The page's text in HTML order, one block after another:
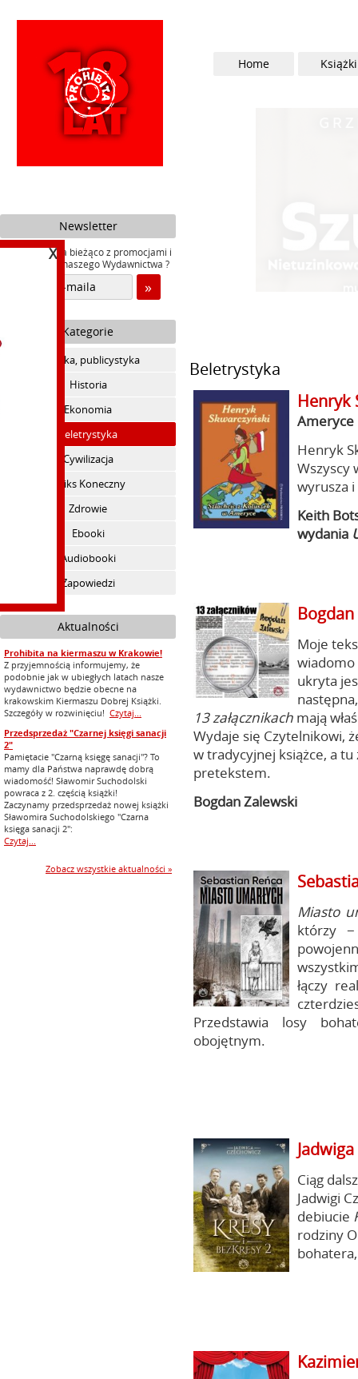
Newsletter
Chcesz być na bieżąco z promocjami i
nowościami naszego Wydawnictwa ?
Kategorie
Polityka, publicystyka
Historia
Ekonomia
Beletrystyka
Cywilizacja
Feliks Koneczny
Zdrowie
Ebooki
Audiobooki
Zapowiedzi
Aktualności
Prohibita na kiermaszu w Krakowie!
Z przyjemnością informujemy, że
podobnie jak w ubiegłych latach nasze
wydawnictwo będzie obecne na
krakowskim Kiermaszu Dobrej Książki.
Szczegóły w rozwinięciu! Czytaj...
Przedsprzedaż "Czarnej księgi sanacji
2"
Pamiętacie "Czarną księgę sanacji"? To
mamy dla Państwa naprawdę dobrą
wiadomość! Sławomir Suchodolski
powraca z 2. częścią książki!
Zaczynamy przedsprzedaż nowej książki
Sławomira Suchodolskiego "Czarna
księga sanacji 2":
Czytaj...
Zobacz wszystkie aktualności »
Książki
Home
Beletrystyka
Henryk
Ameryce
Henryk
Wszyscy
wyrusza
Keith
wydania
Moje
wiadomo
ukryta
13 załącznikach mają
Wydaje się Czytelnikowi,
w tradycyjnej książce, a
pretekstem.
Bogdan Zalewski
Miasto
którzy
łączy
Przedstawia losy
obojętnym.
Ciąg
Jadwigi
debiucie
rodziny
X